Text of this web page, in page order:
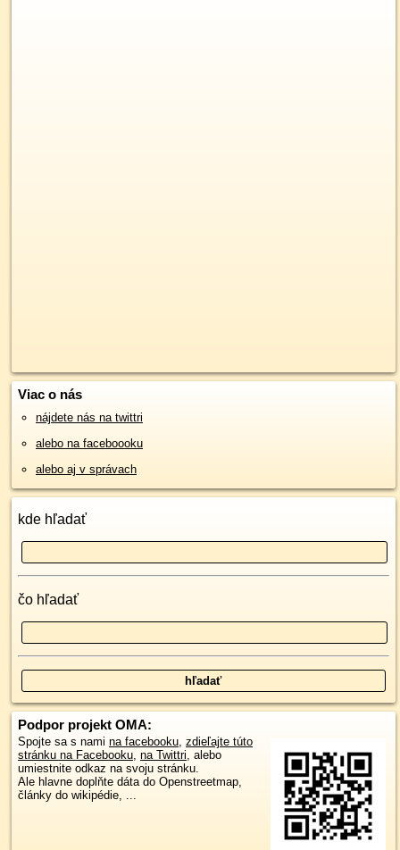
Viac o nás
nájdete nás na twittri
alebo na faceboooku
alebo aj v správach
kde hľadať
čo hľadať
Podpor projekt OMA:
Spojte sa s nami na facebooku, zdieľajte túto
stránku na Facebooku, na Twittri, alebo
umiestnite odkaz na svoju stránku.
Ale hlavne doplňte dáta do Openstreetmap,
články do wikipédie, ...